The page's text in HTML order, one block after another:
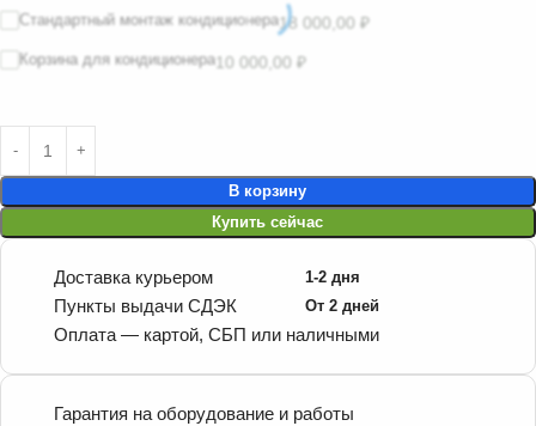
Стандартный монтаж кондиционера18 000,00 ₽
Корзина для кондиционера 10 000,00 ₽
В корзину
Купить сейчас
Доставка курьером 1-2 дня
Пункты выдачи СДЭК От 2 дней
Оплата — картой, СБП или наличными
Гарантия на оборудование и работы